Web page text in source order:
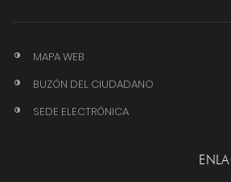
MAPA WEB
BUZÓN DEL CIUDADANO
SEDE ELECTRÓNICA